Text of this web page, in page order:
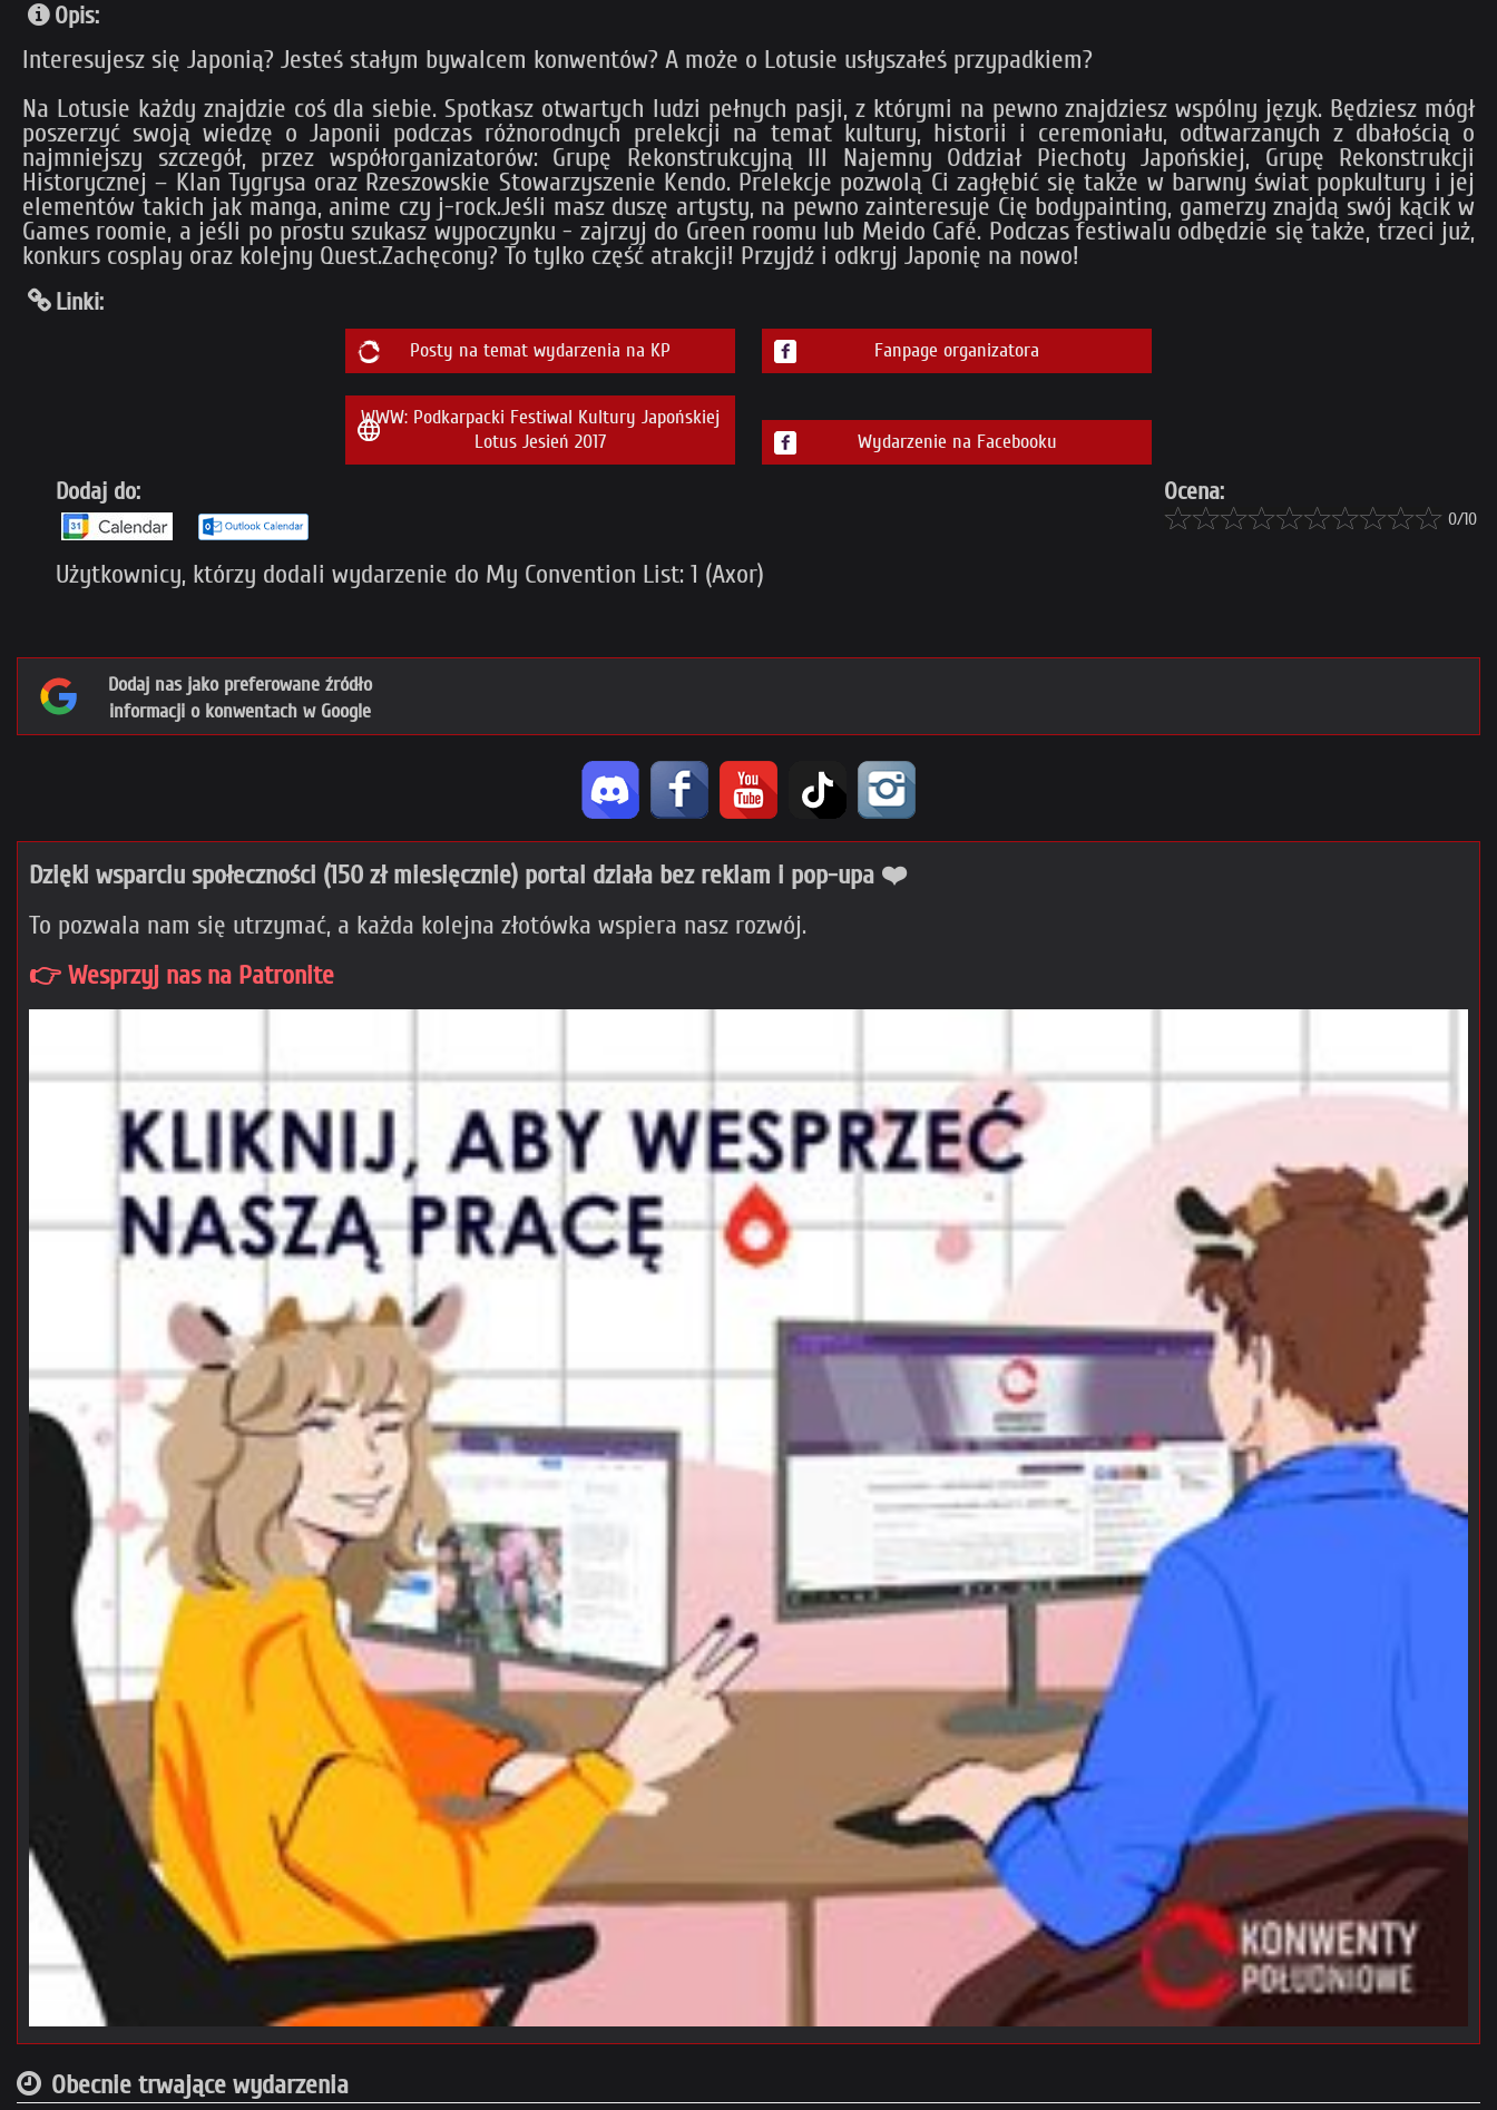
Opis:
Interesujesz się Japonią? Jesteś stałym bywalcem konwentów? A może o Lotusie usłyszałeś przypadkiem?
Na Lotusie każdy znajdzie coś dla siebie. Spotkasz otwartych ludzi pełnych pasji, z którymi na pewno znajdziesz wspólny język. Będziesz mógł
poszerzyć swoją wiedzę o Japonii podczas różnorodnych prelekcji na temat kultury, historii i ceremoniału, odtwarzanych z dbałością o
najmniejszy szczegół, przez współorganizatorów: Grupę Rekonstrukcyjną III Najemny Oddział Piechoty Japońskiej, Grupę Rekonstrukcji
Historycznej – Klan Tygrysa oraz Rzeszowskie Stowarzyszenie Kendo. Prelekcje pozwolą Ci zagłębić się także w barwny świat popkultury i jej
elementów takich jak manga, anime czy j-rock.Jeśli masz duszę artysty, na pewno zainteresuje Cię bodypainting, gamerzy znajdą swój kącik w
Games roomie, a jeśli po prostu szukasz wypoczynku - zajrzyj do Green roomu lub Meido Café. Podczas festiwalu odbędzie się także, trzeci już,
konkurs cosplay oraz kolejny Quest.Zachęcony? To tylko część atrakcji! Przyjdź i odkryj Japonię na nowo!
Linki:
Posty na temat wydarzenia na KP Fanpage organizatora
WWW: Podkarpacki Festiwal Kultury Japońskiej
Lotus Jesień 2017
Wydarzenie na Facebooku
Dodaj do:
Użytkownicy, którzy dodali wydarzenie do My Convention List: 1 (Axor)
Ocena:
0/10
Dodaj nas jako preferowane źródło
informacji o konwentach w Google
Dzięki wsparciu społeczności (150 zł miesięcznie) portal działa bez reklam i pop-upa ❤️
To pozwala nam się utrzymać, a każda kolejna złotówka wspiera nasz rozwój.
👉 Wesprzyj nas na Patronite
Obecnie trwające wydarzenia